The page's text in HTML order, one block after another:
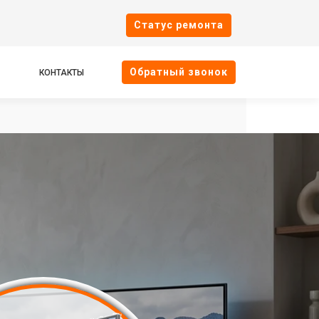
Cтатус ремонта
КОНТАКТЫ Oбратный звонок